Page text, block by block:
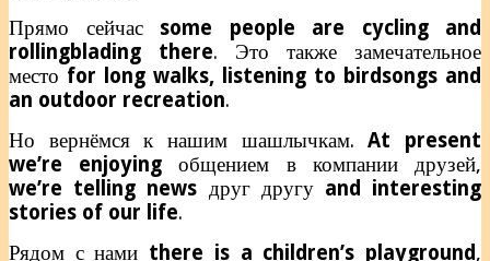
Прямо сейчас some people are cycling and
rollingblading there. Это также замечательное
место for long walks, listening to birdsongs and
an outdoor recreation.
Но вернёмся к нашим шашлычкам.At present
we’re enjoying общением в компании друзей,
we’re telling news друг другу and interesting
stories of our life.
Рядом с нами there is a children’s playground,